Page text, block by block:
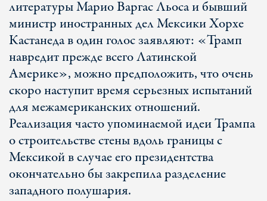
литературы Марио Варгас Льоса и бывший
министр иностранных дел Мексики Хорхе
Кастанеда в один голос заявляют: «Трамп
навредит прежде всего Латинской
Америке», можно предположить, что очень
скоро наступит время серьезных испытаний
для межамериканских отношений.
Реализация часто упоминаемой идеи Трампа
о строительстве стены вдоль границы с
Мексикой в случае его президентства
окончательно бы закрепила разделение
западного полушария.